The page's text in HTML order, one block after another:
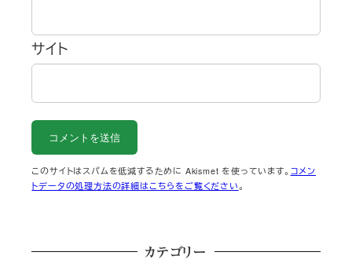
サイト
このサイトはスパムを低減するために Akismet を使っています。 コメン
トデータの処理方法の詳細はこちらをご覧ください。
カテゴリー